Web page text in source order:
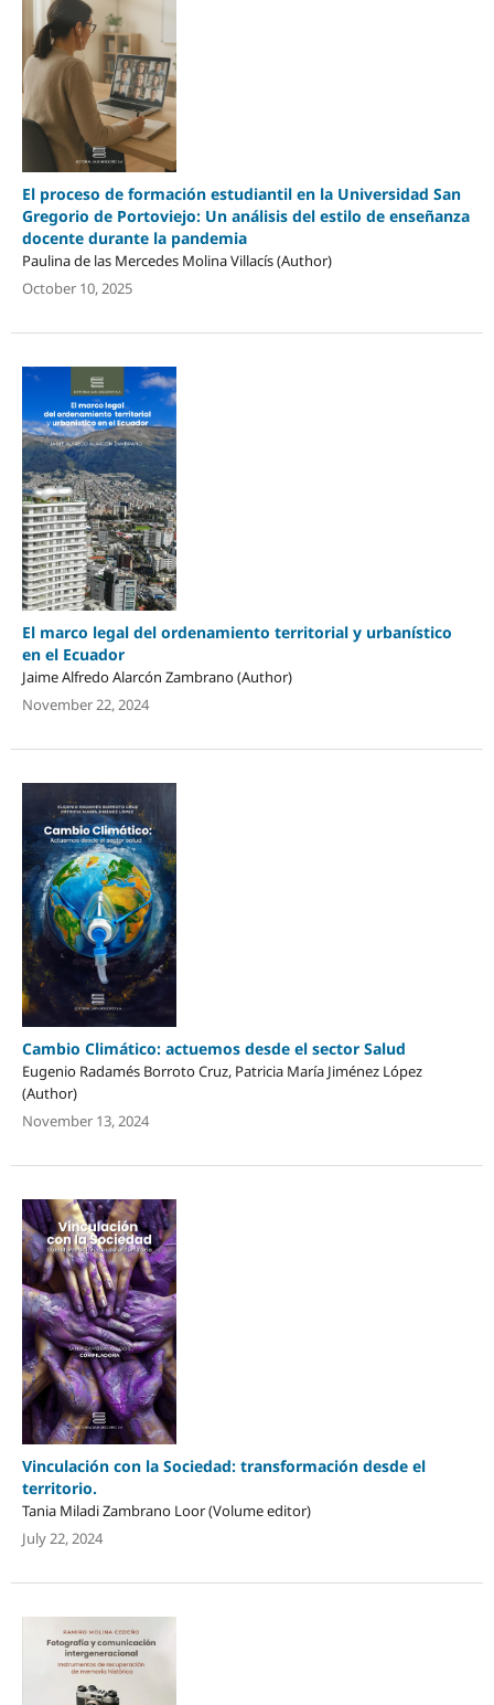
El proceso de formación estudiantil en la Universidad San
Gregorio de Portoviejo: Un análisis del estilo de enseñanza
docente durante la pandemia
Paulina de las Mercedes Molina Villacís (Author)
October 10, 2025
El marco legal del ordenamiento territorial y urbanístico
en el Ecuador
Jaime Alfredo Alarcón Zambrano (Author)
November 22, 2024
Cambio Climático: actuemos desde el sector Salud
Eugenio Radamés Borroto Cruz, Patricia María Jiménez López
(Author)
November 13, 2024
Vinculación con la Sociedad: transformación desde el
territorio.
Tania Miladi Zambrano Loor (Volume editor)
July 22, 2024